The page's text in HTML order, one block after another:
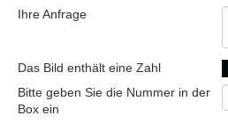
Ihre Anfrage
Das Bild enthält eine Zahl
Bitte geben Sie die Nummer in der
Box ein